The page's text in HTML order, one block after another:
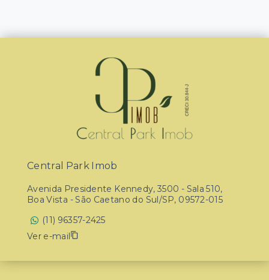
Central Park Imob
Avenida Presidente Kennedy, 3500 - Sala 510,
Boa Vista - São Caetano do Sul/SP, 09572-015
(11) 96357-2425
Ver e-mail